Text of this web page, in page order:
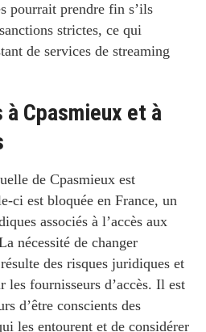
pourrait prendre fin s’ils
strictes, ce qui
de services de streaming
à Cpasmieux et à
de Cpasmieux est
ci est bloquée en France, un
associés à l’accès aux
nécessité de changer
des risques juridiques et
les fournisseurs d’accès. Il est
d’être conscients des
les entourent et de considérer